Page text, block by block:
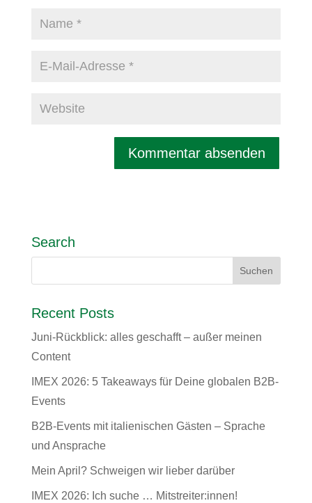
Search
Recent Posts
Juni-Rückblick: alles geschafft – außer meinen
Content
IMEX 2026: 5 Takeaways für Deine globalen B2B-
Events
B2B-Events mit italienischen Gästen – Sprache
und Ansprache
Mein April? Schweigen wir lieber darüber
IMEX 2026: Ich suche … Mitstreiter:innen!